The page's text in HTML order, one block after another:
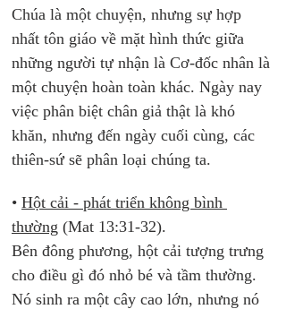
Chúa là một chuyện, nhưng sự hợp
nhất tôn giáo về mặt hình thức giữa
những người tự nhận là Cơ-đốc nhân là
một chuyện hoàn toàn khác. Ngày nay
việc phân biệt chân giả thật là khó
khăn, nhưng đến ngày cuối cùng, các
thiên-sứ sẽ phân loại chúng ta.
• Hột cải - phát triển không bình
thường (Mat 13:31-32).
Bên đông phương, hột cải tượng trưng
cho điều gì đó nhỏ bé và tầm thường.
Nó sinh ra một cây cao lớn, nhưng nó